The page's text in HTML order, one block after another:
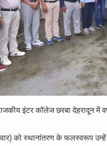
इंटर कॉलेज छरबा देहरादून
को स्थानांतरण के फलस्वरूप उन्हें